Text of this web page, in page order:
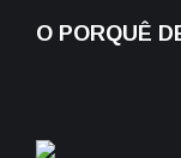
O PORQUÊ